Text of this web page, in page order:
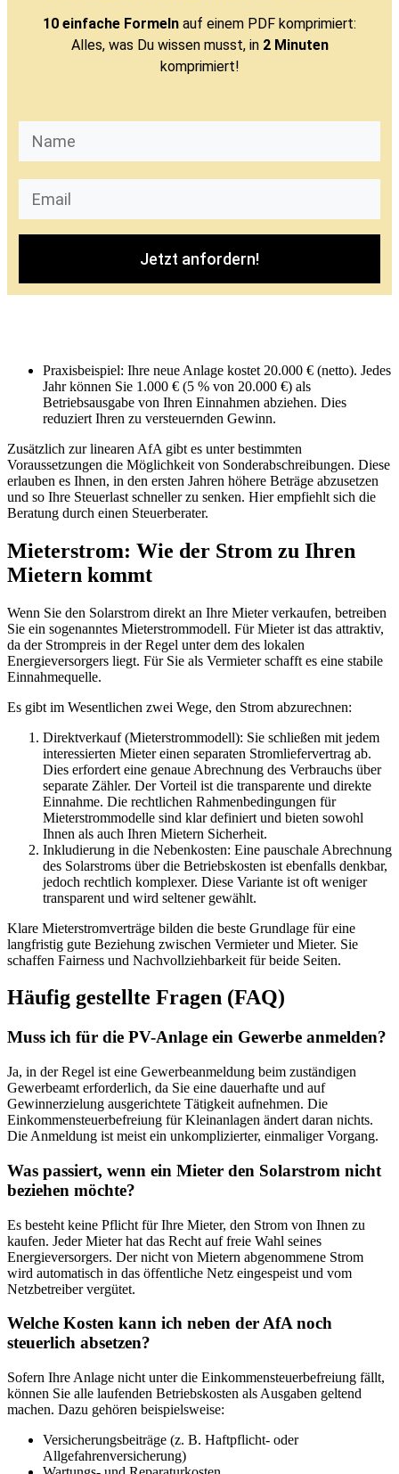
10 einfache Formeln auf einem PDF komprimiert:
Alles, was Du wissen musst, in 2 Minuten
komprimiert!
Jetzt anfordern!
Praxisbeispiel: Ihre neue Anlage kostet 20.000 € (netto). Jedes
Jahr können Sie 1.000 € (5 % von 20.000 €) als
Betriebsausgabe von Ihren Einnahmen abziehen. Dies
reduziert Ihren zu versteuernden Gewinn.
Zusätzlich zur linearen AfA gibt es unter bestimmten
Voraussetzungen die Möglichkeit von Sonderabschreibungen. Diese
erlauben es Ihnen, in den ersten Jahren höhere Beträge abzusetzen
und so Ihre Steuerlast schneller zu senken. Hier empfiehlt sich die
Beratung durch einen Steuerberater.
Mieterstrom: Wie der Strom zu Ihren
Mietern kommt
Wenn Sie den Solarstrom direkt an Ihre Mieter verkaufen, betreiben
Sie ein sogenanntes Mieterstrommodell. Für Mieter ist das attraktiv,
da der Strompreis in der Regel unter dem des lokalen
Energieversorgers liegt. Für Sie als Vermieter schafft es eine stabile
Einnahmequelle.
Es gibt im Wesentlichen zwei Wege, den Strom abzurechnen:
Direktverkauf (Mieterstrommodell): Sie schließen mit jedem
interessierten Mieter einen separaten Stromliefervertrag ab.
Dies erfordert eine genaue Abrechnung des Verbrauchs über
separate Zähler. Der Vorteil ist die transparente und direkte
Einnahme. Die rechtlichen Rahmenbedingungen für
Mieterstrommodelle sind klar definiert und bieten sowohl
Ihnen als auch Ihren Mietern Sicherheit.
Inkludierung in die Nebenkosten: Eine pauschale Abrechnung
des Solarstroms über die Betriebskosten ist ebenfalls denkbar,
jedoch rechtlich komplexer. Diese Variante ist oft weniger
transparent und wird seltener gewählt.
Klare Mieterstromverträge bilden die beste Grundlage für eine
langfristig gute Beziehung zwischen Vermieter und Mieter. Sie
schaffen Fairness und Nachvollziehbarkeit für beide Seiten.
Häufig gestellte Fragen (FAQ)
Muss ich für die PV-Anlage ein Gewerbe anmelden?
Ja, in der Regel ist eine Gewerbeanmeldung beim zuständigen
Gewerbeamt erforderlich, da Sie eine dauerhafte und auf
Gewinnerzielung ausgerichtete Tätigkeit aufnehmen. Die
Einkommensteuerbefreiung für Kleinanlagen ändert daran nichts.
Die Anmeldung ist meist ein unkomplizierter, einmaliger Vorgang.
Was passiert, wenn ein Mieter den Solarstrom nicht
beziehen möchte?
Es besteht keine Pflicht für Ihre Mieter, den Strom von Ihnen zu
kaufen. Jeder Mieter hat das Recht auf freie Wahl seines
Energieversorgers. Der nicht von Mietern abgenommene Strom
wird automatisch in das öffentliche Netz eingespeist und vom
Netzbetreiber vergütet.
Welche Kosten kann ich neben der AfA noch
steuerlich absetzen?
Sofern Ihre Anlage nicht unter die Einkommensteuerbefreiung fällt,
können Sie alle laufenden Betriebskosten als Ausgaben geltend
machen. Dazu gehören beispielsweise:
Versicherungsbeiträge (z. B. Haftpflicht- oder
Allgefahrenversicherung)